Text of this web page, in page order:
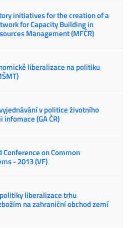
initiatives for the creation of a
for Capacity Building in
Management (MFČR)
liberalizace na politiku
v politice životního
(GA ČR)
on Common
- 2013 (VF)
liberalizace trhu
na zahraniční obchod zemí